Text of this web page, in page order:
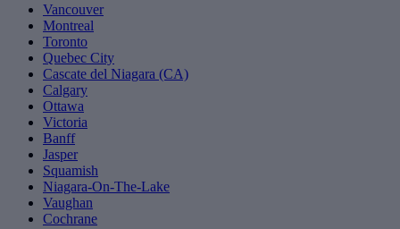
Vancouver
Montreal
Toronto
Quebec City
Cascate del Niagara (CA)
Calgary
Ottawa
Victoria
Banff
Jasper
Squamish
Niagara-On-The-Lake
Vaughan
Cochrane